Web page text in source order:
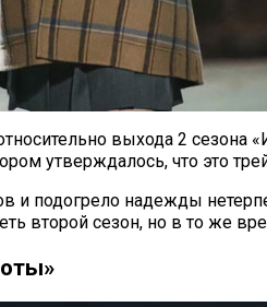
выхода 2 сезона
утверждалось, что это
и подогрело надежды
второй сезон, но в то же